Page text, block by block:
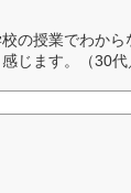
の授業でわか
じます。（30代